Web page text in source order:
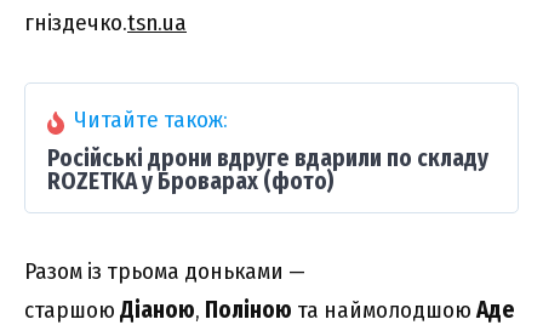
гніздечко.tsn.ua
Читайте також:
Російські дрони вдруге вдарили по складу
ROZETKA у Броварах (фото)
Разом із трьома доньками —
старшою Діаною, Поліною та наймолодшою Аде